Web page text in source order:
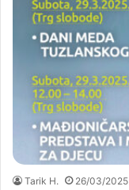
Tarik H. 26/03/2025